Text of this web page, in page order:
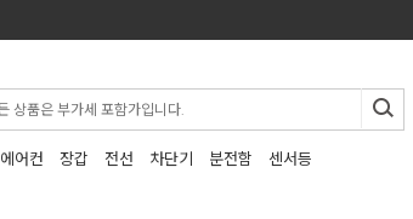
에어컨 장갑 전선 차단기 분전함 센서등